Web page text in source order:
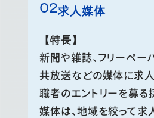
求人媒体
【特長】
新聞や雑誌、フリーペー
共放送などの媒体に求
職者のエントリーを募る
媒体は、地域を絞って求